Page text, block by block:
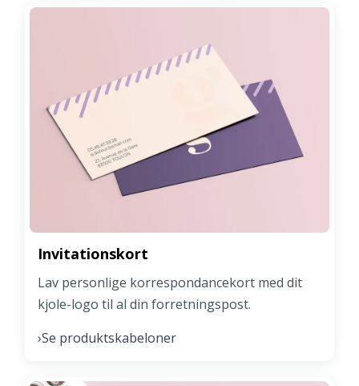
Invitationskort
Lav personlige korrespondancekort med dit
kjole-logo til al din forretningspost.
›Se produktskabeloner